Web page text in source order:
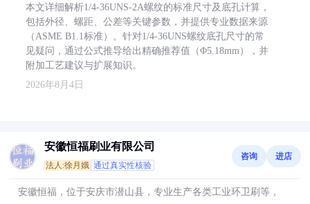
本文详细解析1/4-36UNS-2A螺纹的标准尺寸及底孔计算，
包括外径、螺距、公差等关键参数，并提供专业数据来源
（ASME B1.1标准）。针对1/4-36UNS螺纹底孔尺寸的常
见疑问，通过公式推导给出精确推荐值（Φ5.18mm），并
附加工艺建议与扩展知识。
2026年8月4日
安徽恒福刷业有限公司
法人:徐月娥 通过真实性核验
咨询 进店
安徽恒福，位于安庆市潜山县，专业生产各类工业环卫刷等，